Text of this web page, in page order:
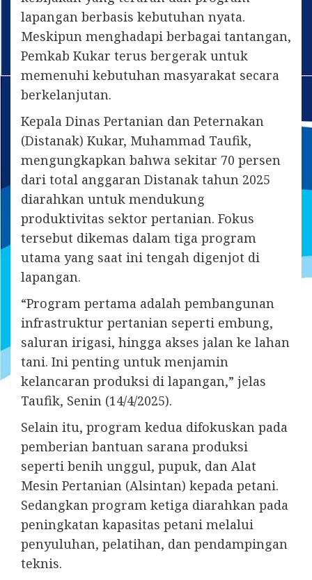
lapangan berbasis kebutuhan nyata.
Meskipun menghadapi berbagai tantangan,
Pemkab Kukar terus bergerak untuk
memenuhi kebutuhan masyarakat secara
berkelanjutan.
Kepala Dinas Pertanian dan Peternakan
(Distanak) Kukar, Muhammad Taufik,
mengungkapkan bahwa sekitar 70 persen
dari total anggaran Distanak tahun 2025
diarahkan untuk mendukung
produktivitas sektor pertanian. Fokus
tersebut dikemas dalam tiga program
utama yang saat ini tengah digenjot di
lapangan.
“Program pertama adalah pembangunan
infrastruktur pertanian seperti embung,
saluran irigasi, hingga akses jalan ke lahan
tani. Ini penting untuk menjamin
kelancaran produksi di lapangan,” jelas
Taufik, Senin (14/4/2025).
Selain itu, program kedua difokuskan pada
pemberian bantuan sarana produksi
seperti benih unggul, pupuk, dan Alat
Mesin Pertanian (Alsintan) kepada petani.
Sedangkan program ketiga diarahkan pada
peningkatan kapasitas petani melalui
penyuluhan, pelatihan, dan pendampingan
teknis.